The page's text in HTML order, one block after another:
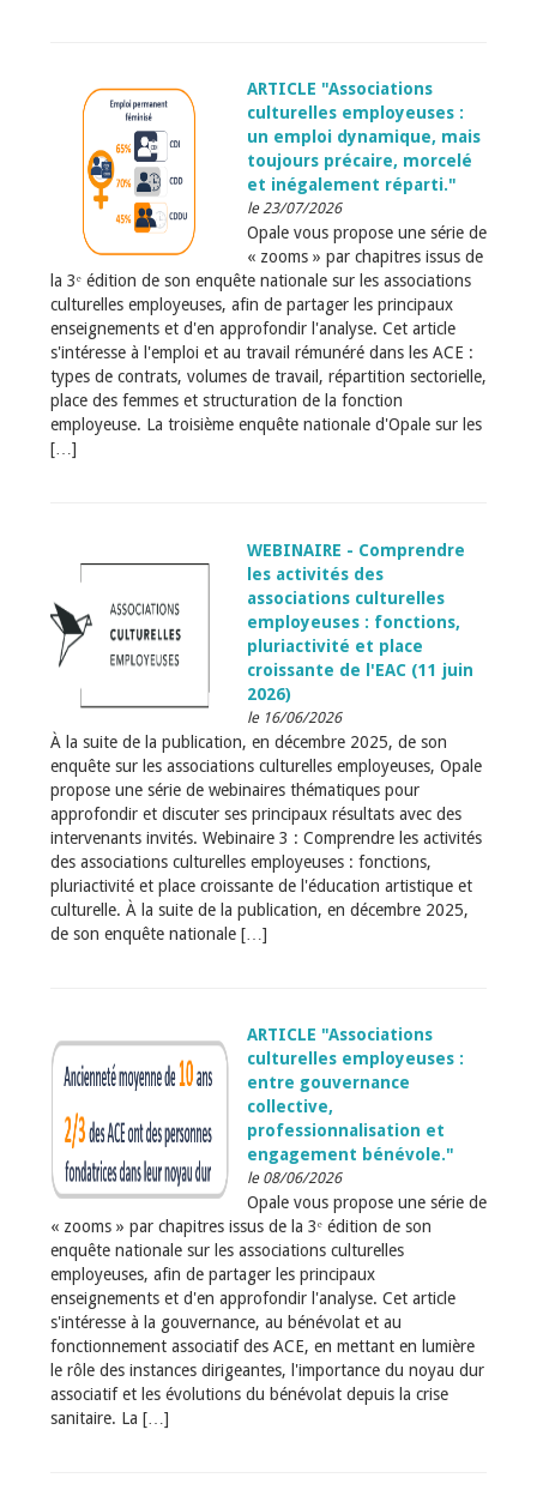
ARTICLE "Associations
culturelles employeuses :
un emploi dynamique, mais
toujours précaire, morcelé
et inégalement réparti."
le 23/07/2026
Opale vous propose une série de
« zooms » par chapitres issus de
la 3ᵉ édition de son enquête nationale sur les associations
culturelles employeuses, afin de partager les principaux
enseignements et d'en approfondir l'analyse. Cet article
s'intéresse à l'emploi et au travail rémunéré dans les ACE :
types de contrats, volumes de travail, répartition sectorielle,
place des femmes et structuration de la fonction
employeuse. La troisième enquête nationale d'Opale sur les
[…]
WEBINAIRE - Comprendre
les activités des
associations culturelles
employeuses : fonctions,
pluriactivité et place
croissante de l'EAC (11 juin
2026)
le 16/06/2026
À la suite de la publication, en décembre 2025, de son
enquête sur les associations culturelles employeuses, Opale
propose une série de webinaires thématiques pour
approfondir et discuter ses principaux résultats avec des
intervenants invités. Webinaire 3 : Comprendre les activités
des associations culturelles employeuses : fonctions,
pluriactivité et place croissante de l'éducation artistique et
culturelle. À la suite de la publication, en décembre 2025,
de son enquête nationale […]
ARTICLE "Associations
culturelles employeuses :
entre gouvernance
collective,
professionnalisation et
engagement bénévole."
le 08/06/2026
Opale vous propose une série de
« zooms » par chapitres issus de la 3ᵉ édition de son
enquête nationale sur les associations culturelles
employeuses, afin de partager les principaux
enseignements et d'en approfondir l'analyse. Cet article
s'intéresse à la gouvernance, au bénévolat et au
fonctionnement associatif des ACE, en mettant en lumière
le rôle des instances dirigeantes, l'importance du noyau dur
associatif et les évolutions du bénévolat depuis la crise
sanitaire. La […]